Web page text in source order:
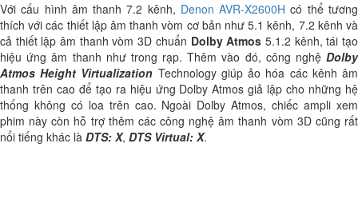
Với cấu hình âm thanh 7.2 kênh, Denon AVR-X2600H có thể tương
thích với các thiết lập âm thanh vòm cơ bản như 5.1 kênh, 7.2 kênh và
cả thiết lập âm thanh vòm 3D chuẩn Dolby Atmos 5.1.2 kênh, tái tạo
hiệu ứng âm thanh như trong rạp. Thêm vào đó, công nghệ Dolby
Atmos Height Virtualization Technology giúp ảo hóa các kênh âm
thanh trên cao để tạo ra hiệu ứng Dolby Atmos giả lập cho những hệ
thống không có loa trên cao. Ngoài Dolby Atmos, chiếc ampli xem
phim này còn hỗ trợ thêm các công nghệ âm thanh vòm 3D cũng rất
nổi tiếng khác là DTS: X, DTS Virtual: X.